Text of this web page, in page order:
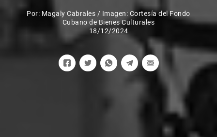
Por: Magaly Cabrales / Imagen: Cortesía del Fondo
Cubano de Bienes Culturales
18/12/2024